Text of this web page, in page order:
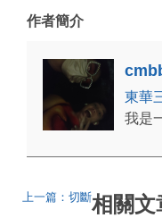
作者簡介
東華
我是
上一篇：切斷相關文